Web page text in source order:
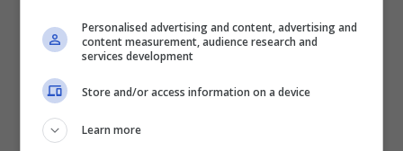
locali, che hanno convocato il comitato per
la sicurezza pubblica. In campo sono scesi
Nocs
cecchini posizionati sui tetti
Personalised advertising and content, advertising and
content measurement, audience research and
services development
Store and/or access information on a device
Learn more